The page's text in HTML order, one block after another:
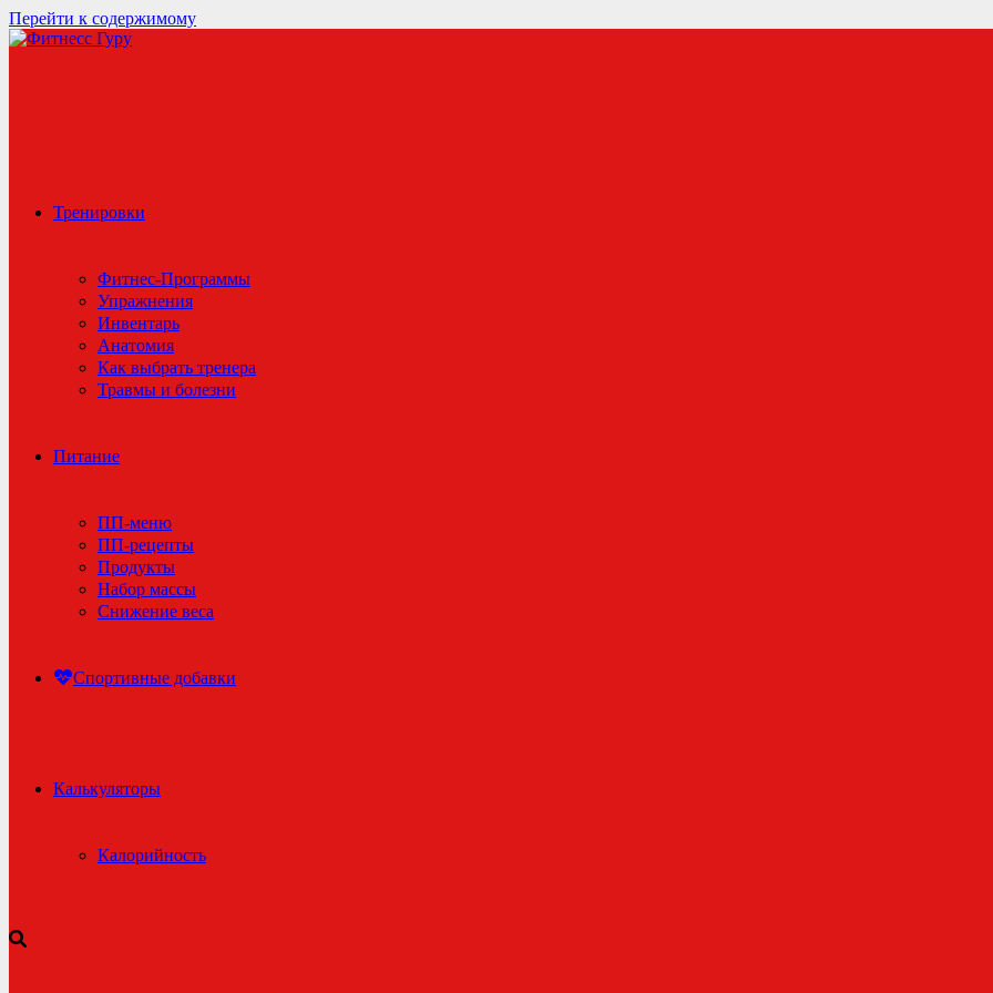
Перейти к содержимому
Тренировки
Фитнес-Программы
Упражнения
Инвентарь
Анатомия
Как выбрать тренера
Травмы и болезни
Питание
ПП-меню
ПП-рецепты
Продукты
Набор массы
Снижение веса
Спортивные добавки
Калькуляторы
Калорийность